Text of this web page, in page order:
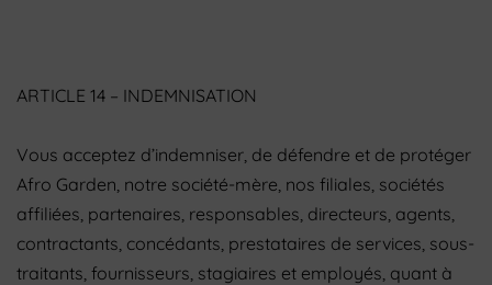
ARTICLE 14 – INDEMNISATION
Vous acceptez d’indemniser, de défendre et de protéger
Afro Garden, notre société-mère, nos filiales, sociétés
affiliées, partenaires, responsables, directeurs, agents,
contractants, concédants, prestataires de services, sous-
traitants, fournisseurs, stagiaires et employés, quant à